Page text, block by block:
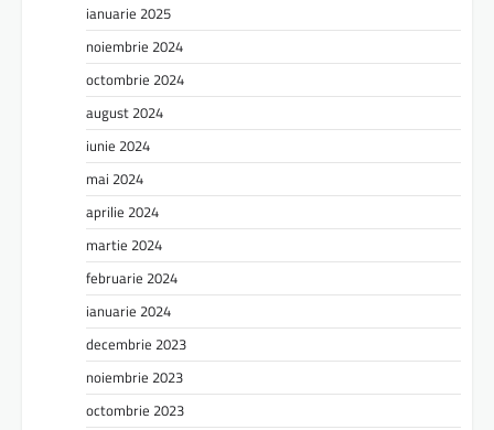
ianuarie 2025
noiembrie 2024
octombrie 2024
august 2024
iunie 2024
mai 2024
aprilie 2024
martie 2024
februarie 2024
ianuarie 2024
decembrie 2023
noiembrie 2023
octombrie 2023